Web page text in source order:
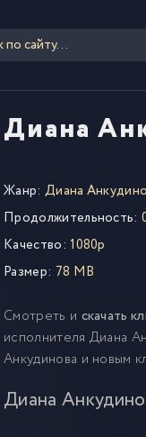
Диана
Жанр: Диана
Продолжительность:
Качество: 1080p
Размер: 78 MB
Смотреть и скачать
исполнителя Диана
Анкудинова и новым
Диана